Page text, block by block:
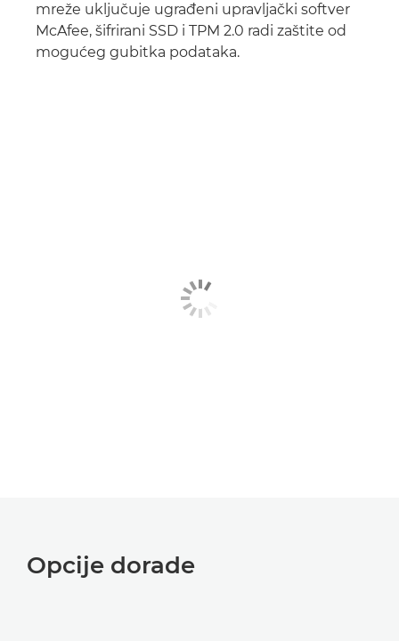
mreže uključuje ugrađeni upravljački softver
McAfee, šifrirani SSD i TPM 2.0 radi zaštite od
mogućeg gubitka podataka.
Opcije dorade